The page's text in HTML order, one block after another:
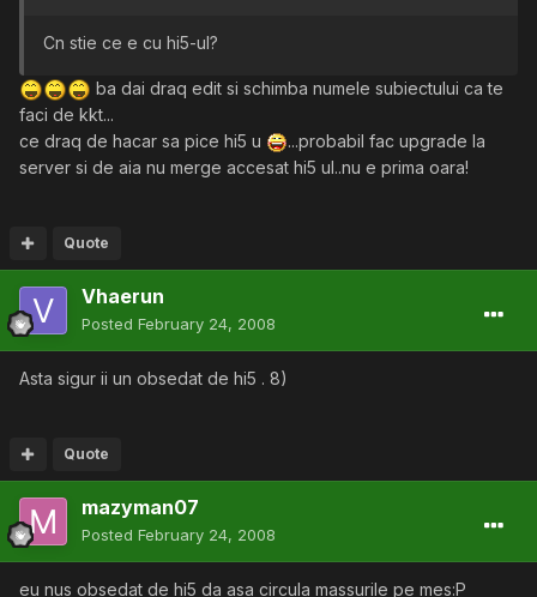
Cn stie ce e cu hi5-ul?
ba dai draq edit si schimba numele subiectului ca te
faci de kkt...
ce draq de hacar sa pice hi5 u
...probabil fac upgrade la
server si de aia nu merge accesat hi5 ul..nu e prima oara!
Quote
Vhaerun
Posted February 24, 2008
Asta sigur ii un obsedat de hi5 . 8)
Quote
mazyman07
Posted February 24, 2008
eu nus obsedat de hi5 da asa circula massurile pe mes:P